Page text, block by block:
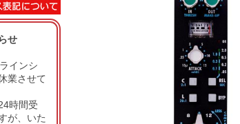
せ
インシ
業させて
時間受
が、いた